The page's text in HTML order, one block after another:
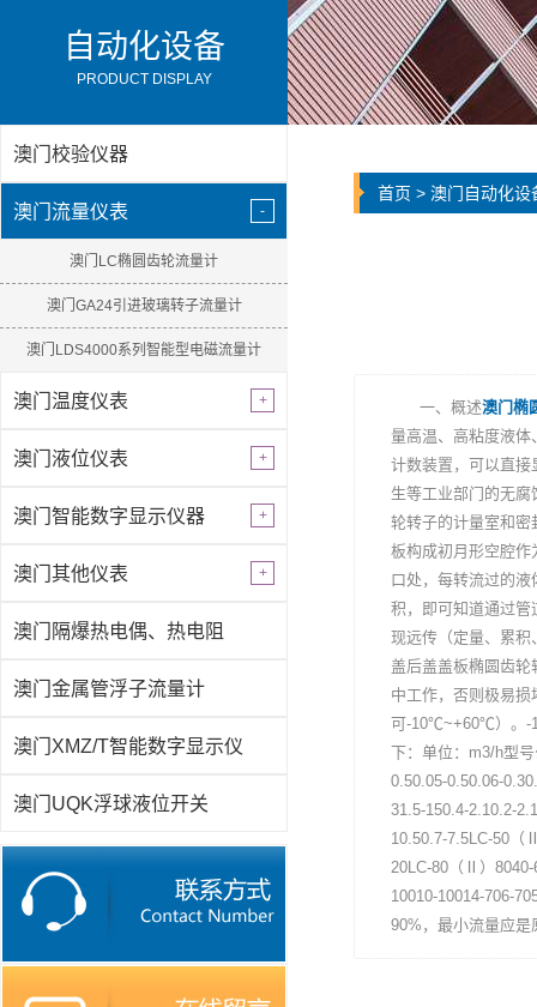
自动化设备
PRODUCT DISPLAY
澳门校验仪器
澳门流量仪表
澳门LC椭圆齿轮流量计
澳门GA24引进玻璃转子流量计
澳门LDS4000系列智能型电磁流量计
澳门温度仪表
澳门液位仪表
澳门智能数字显示仪器
澳门其他仪表
澳门隔爆热电偶、热电阻
澳门金属管浮子流量计
澳门XMZ/T智能数字显示仪
澳门UQK浮球液位开关
首页 > 澳门自动化设
一、概述澳门椭
量高温、高粘度液
计数装置，可以直接
生等工业部门的无
轮转子的计量室和密
板构成初月形空腔作
口处，每转流过的
积，即可知道通过管
现远传（定量、累积
盖后盖盖板椭圆齿
中工作，否则极易
可-10℃~+60℃）。-
下：单位：m3/h型
0.50.05-0.50.06-
31.5-150.4-2.10.2-
10.50.7-7.5LC-50（
20LC-80（Ⅱ）
10010-10014-706-
90%，最小流量应是